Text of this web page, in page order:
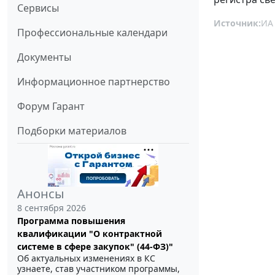
Сервисы
Профессиональные календари
Документы
Информационное партнерство
Форум Гарант
Подборки материалов
Анонсы
8 сентября 2026
Программа повышения
квалификации "О контрактной
системе в сфере закупок" (44-ФЗ)"
Об актуальных изменениях в КС
узнаете, став участником программы,
Источник:ИА